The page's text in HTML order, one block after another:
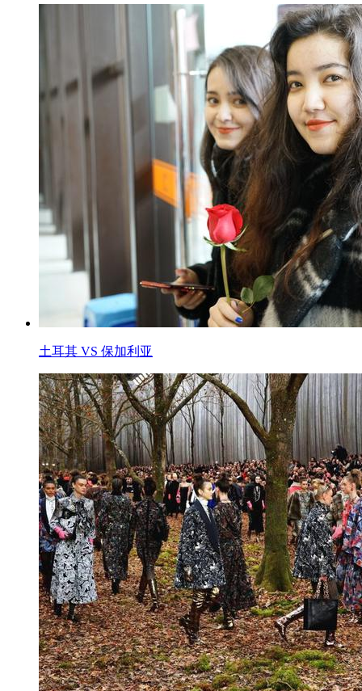
土耳其 VS 保加利亚